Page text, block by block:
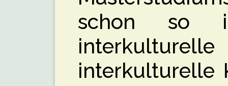
schon so
interkulturelle